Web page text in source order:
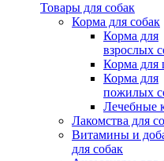
Товары для собак
Корма для собак
Корма для
взрослых
Корма для
Корма для
пожилых
Лечебные
Лакомства для
Витамины и
для собак